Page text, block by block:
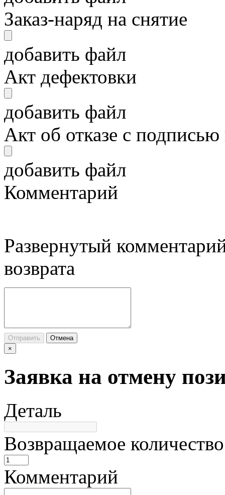
Заказ-наряд на снятие
добавить файл
Акт дефектовки
добавить файл
Акт об отказе с
добавить файл
Комментарий
Развернутый
возврата
Отправить
Отмена
×
Заявка на отмену
Деталь
Возвращаемое количество
Комментарий